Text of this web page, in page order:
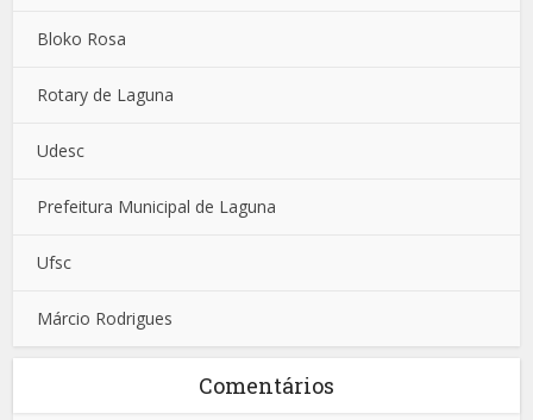
Bloko Rosa
Rotary de Laguna
Udesc
Prefeitura Municipal de Laguna
Ufsc
Márcio Rodrigues
Comentários